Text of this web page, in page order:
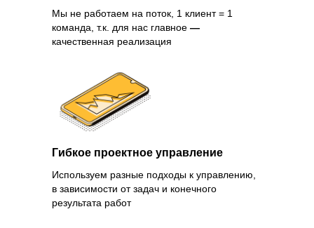
Мы не работаем на поток, 1 клиент = 1
команда, т.к. для нас главное —
качественная реализация
Используем разные подходы к управлению,
в зависимости от задач и конечного
результата работ
Гибкое проектное управление